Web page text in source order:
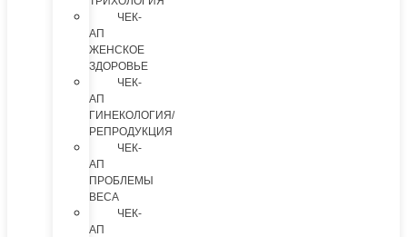
ЧЕК-
АП
ЖЕНСКОЕ
ЗДОРОВЬЕ
ЧЕК-
АП
ГИНЕКОЛОГИЯ/
РЕПРОДУКЦИЯ
ЧЕК-
АП
ПРОБЛЕМЫ
ВЕСА
ЧЕК-
АП